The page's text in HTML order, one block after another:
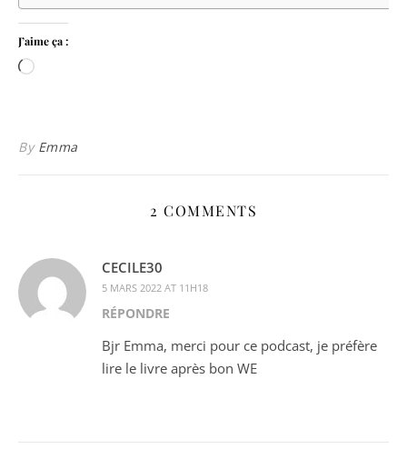
J’aime ça :
Chargement…
By Emma
2 COMMENTS
CECILE30
5 MARS 2022 AT 11H18
RÉPONDRE
Bjr Emma, merci pour ce podcast, je préfère
lire le livre après bon WE